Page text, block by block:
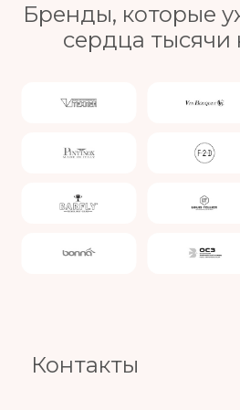
Бренды, которые
сердца тысячи
Контакты